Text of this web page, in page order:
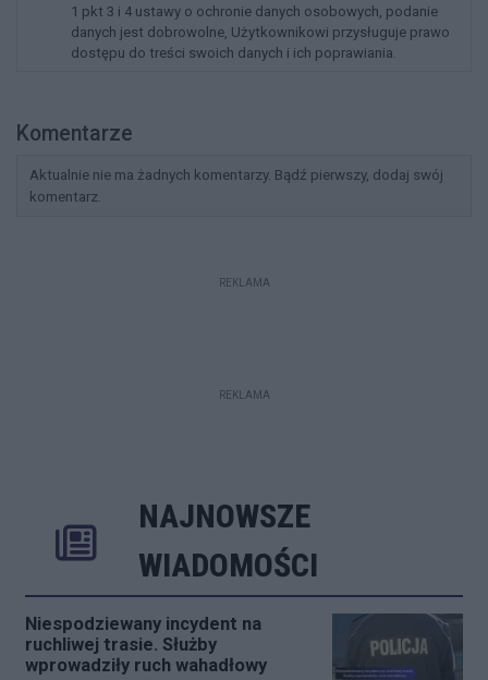
1 pkt 3 i 4 ustawy o ochronie danych osobowych, podanie
danych jest dobrowolne, Użytkownikowi przysługuje prawo
dostępu do treści swoich danych i ich poprawiania.
Komentarze
Aktualnie nie ma żadnych komentarzy. Bądź pierwszy, dodaj swój
komentarz.
REKLAMA
REKLAMA
NAJNOWSZE
WIADOMOŚCI
Niespodziewany incydent na
ruchliwej trasie. Służby
wprowadziły ruch wahadłowy